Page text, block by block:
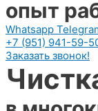
опыт
Whatsapp
+7 (951) 941-59-
Заказать звонок!